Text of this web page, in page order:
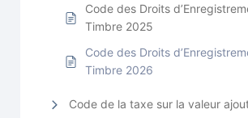
Code des Droits
Timbre 2025
Code des Droits
Timbre 2026
Code de la taxe sur la valeur